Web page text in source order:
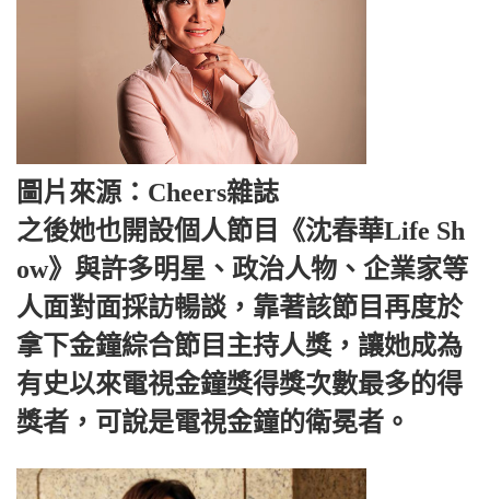
圖片來源：Cheers雜誌
之後她也開設個人節目《沈春華Life Sh
ow》與許多明星、政治人物、企業家等
人面對面採訪暢談，靠著該節目再度於
拿下金鐘綜合節目主持人獎，讓她成為
有史以來電視金鐘獎得獎次數最多的得
獎者，可說是電視金鐘的衛冕者。